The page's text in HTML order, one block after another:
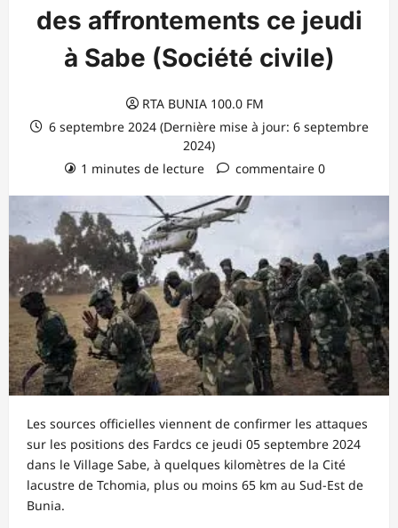
des affrontements ce jeudi
à Sabe (Société civile)
RTA BUNIA 100.0 FM
6 septembre 2024 (Dernière mise à jour: 6 septembre
2024)
1 minutes de lecture
commentaire 0
Les sources officielles viennent de confirmer les attaques
sur les positions des Fardcs ce jeudi 05 septembre 2024
dans le Village Sabe, à quelques kilomètres de la Cité
lacustre de Tchomia, plus ou moins 65 km au Sud-Est de
Bunia.